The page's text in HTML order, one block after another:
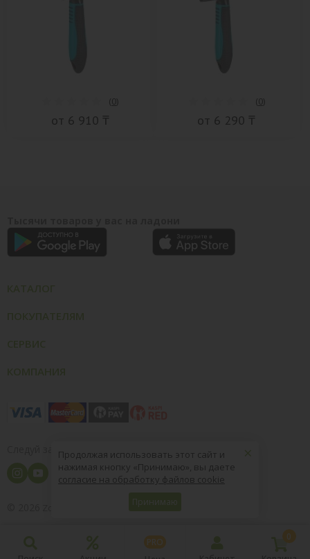
(0)
от 6 910 ₸
(0)
от 6 290 ₸
Следуй за нами
8 (800) 004-09-40
PRO
0
×
Продолжая использовать этот сайт и
нажимая кнопку «Принимаю», вы даете
согласие на обработку файлов cookie
Принимаю